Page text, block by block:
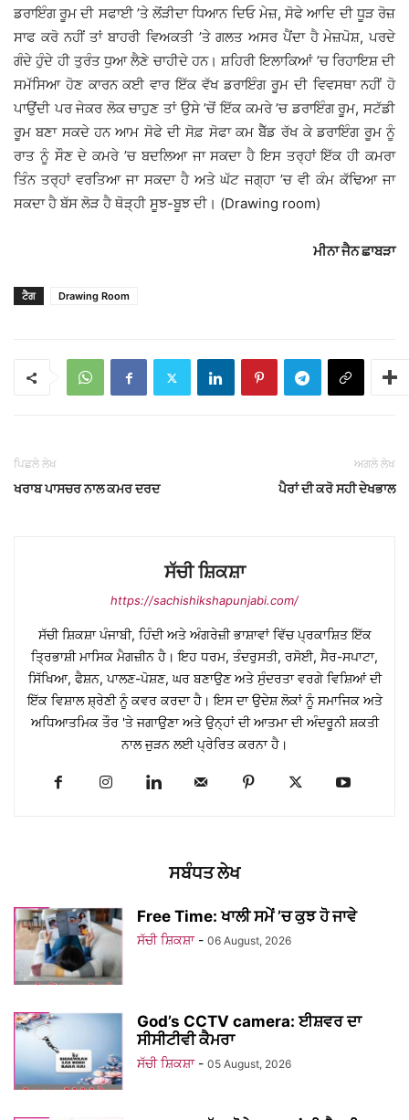
ਡਰਾਇੰਗ ਰੂਮ ਦੀ ਸਫਾਈ ’ਤੇ ਲੋਂੜੀਦਾ ਧਿਆਨ ਦਿਓ ਮੇਜ਼, ਸੋਫੇ ਆਦਿ ਦੀ ਧੂੜ ਰੋਜ਼
ਸਾਫ ਕਰੋ ਨਹੀਂ ਤਾਂ ਬਾਹਰੀ ਵਿਅਕਤੀ ’ਤੇ ਗਲਤ ਅਸਰ ਪੈਂਦਾ ਹੈ ਮੇਜ਼ਪੋਸ਼, ਪਰਦੇ
ਗੰਦੇ ਹੁੰਦੇ ਹੀ ਤੁਰੰਤ ਧੁਆ ਲੈਣੇ ਚਾਹੀਦੇ ਹਨ। ਸ਼ਹਿਰੀ ਇਲਾਕਿਆਂ ’ਚ ਰਿਹਾਇਸ਼ ਦੀ
ਸਮੱਸਿਆ ਹੋਣ ਕਾਰਨ ਕਈ ਵਾਰ ਇੱਕ ਵੱਖ ਡਰਾਇੰਗ ਰੂਮ ਦੀ ਵਿਵਸਥਾ ਨਹੀਂ ਹੋ
ਪਾਉਂਦੀ ਪਰ ਜੇਕਰ ਲੋਕ ਚਾਹੁਣ ਤਾਂ ਉਸੇ ’ਚੋਂ ਇੱਕ ਕਮਰੇ ’ਚ ਡਰਾਇੰਗ ਰੂਮ, ਸਟੱਡੀ
ਰੂਮ ਬਣਾ ਸਕਦੇ ਹਨ ਆਮ ਸੋਫੇ ਦੀ ਸੋਫ਼ ਸੋਫਾ ਕਮ ਬੈੱਡ ਰੱਖ ਕੇ ਡਰਾਇੰਗ ਰੂਮ ਨੂੰ
ਰਾਤ ਨੂੰ ਸੌਣ ਦੇ ਕਮਰੇ ’ਚ ਬਦਲਿਆ ਜਾ ਸਕਦਾ ਹੈ ਇਸ ਤਰ੍ਹਾਂ ਇੱਕ ਹੀ ਕਮਰਾ
ਤਿੰਨ ਤਰ੍ਹਾਂ ਵਰਤਿਆ ਜਾ ਸਕਦਾ ਹੈ ਅਤੇ ਘੱਟ ਜਗ੍ਹਾ ’ਚ ਵੀ ਕੰਮ ਕੱਢਿਆ ਜਾ
ਸਕਦਾ ਹੈ ਬੱਸ ਲੋੜ ਹੈ ਥੋੜ੍ਹੀ ਸੂਝ-ਬੂਝ ਦੀ। (Drawing room)
ਮੀਨਾ ਜੈਨ ਛਾਬੜਾ
ਟੈਗ Drawing Room
ਪਿਛਲੇ ਲੇਖ
ਖਰਾਬ ਪਾਸਚਰ ਨਾਲ ਕਮਰ ਦਰਦ
ਅਗਲੇ ਲੇਖ
ਪੈਰਾਂ ਦੀ ਕਰੋ ਸਹੀ ਦੇਖਭਾਲ
ਸੱਚੀ ਸ਼ਿਕਸ਼ਾ
https://sachishikshapunjabi.com/
ਸੱਚੀ ਸ਼ਿਕਸ਼ਾ ਪੰਜਾਬੀ, ਹਿੰਦੀ ਅਤੇ ਅੰਗਰੇਜ਼ੀ ਭਾਸ਼ਾਵਾਂ ਵਿੱਚ ਪ੍ਰਕਾਸ਼ਿਤ ਇੱਕ
ਤ੍ਰਿਭਾਸ਼ੀ ਮਾਸਿਕ ਮੈਗਜ਼ੀਨ ਹੈ। ਇਹ ਧਰਮ, ਤੰਦਰੁਸਤੀ, ਰਸੋਈ, ਸੈਰ-ਸਪਾਟਾ,
ਸਿੱਖਿਆ, ਫੈਸ਼ਨ, ਪਾਲਣ-ਪੋਸ਼ਣ, ਘਰ ਬਣਾਉਣ ਅਤੇ ਸੁੰਦਰਤਾ ਵਰਗੇ ਵਿਸ਼ਿਆਂ ਦੀ
ਇੱਕ ਵਿਸ਼ਾਲ ਸ਼੍ਰੇਣੀ ਨੂੰ ਕਵਰ ਕਰਦਾ ਹੈ। ਇਸ ਦਾ ਉਦੇਸ਼ ਲੋਕਾਂ ਨੂੰ ਸਮਾਜਿਕ ਅਤੇ
ਅਧਿਆਤਮਿਕ ਤੌਰ 'ਤੇ ਜਗਾਉਣਾ ਅਤੇ ਉਨ੍ਹਾਂ ਦੀ ਆਤਮਾ ਦੀ ਅੰਦਰੂਨੀ ਸ਼ਕਤੀ
ਨਾਲ ਜੁੜਨ ਲਈ ਪ੍ਰੇਰਿਤ ਕਰਨਾ ਹੈ।
ਸਬੰਧਤ ਲੇਖ
Free Time: ਖਾਲੀ ਸਮੇਂ ’ਚ ਕੁਝ ਹੋ ਜਾਵੇ
ਸੱਚੀ ਸ਼ਿਕਸ਼ਾ - 06 August, 2026
God’s CCTV camera: ਈਸ਼ਵਰ ਦਾ
ਸੀਸੀਟੀਵੀ ਕੈਮਰਾ
ਸੱਚੀ ਸ਼ਿਕਸ਼ਾ - 05 August, 2026